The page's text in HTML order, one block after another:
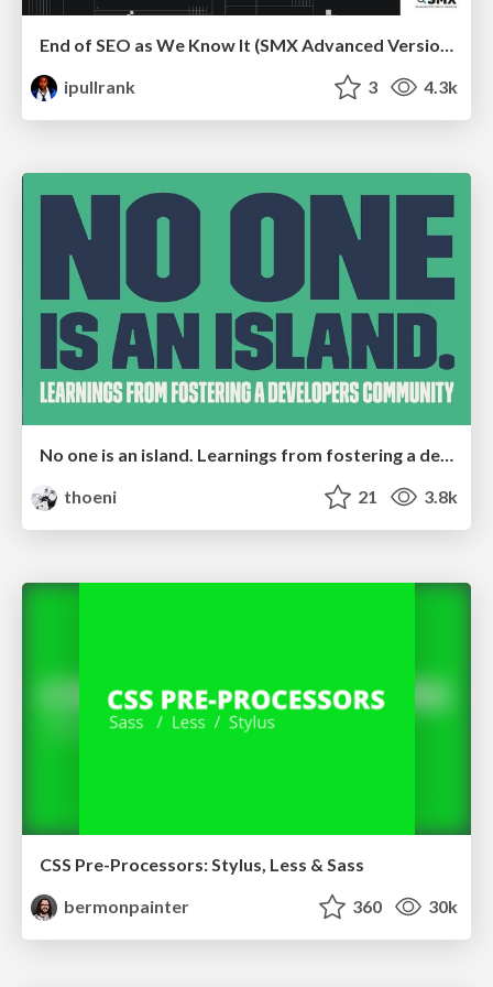
ipullrank
3 4.3k
No one is an island. Learnings from fostering a developers community.
thoeni
21 3.8k
CSS Pre-Processors: Stylus, Less & Sass
bermonpainter
360 30k